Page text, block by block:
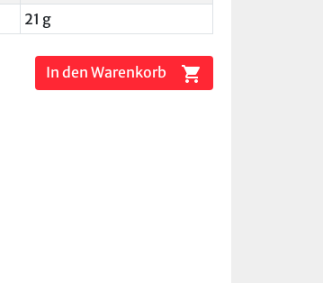
21 g
In den Warenkorb shopping_cart